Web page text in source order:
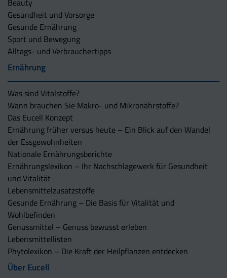
Gesundheit und Vorsorge
Gesunde Ernährung
Sport und Bewegung
Alltags- und Verbrauchertipps
Ernährung
Was sind Vitalstoffe?
Wann brauchen Sie Makro- und Mikronährstoffe?
Das Eucell Konzept
Ernährung früher versus heute – Ein Blick auf den Wandel
der Essgewohnheiten
Nationale Ernährungsberichte
Ernährungslexikon – Ihr Nachschlagewerk für Gesundheit
und Vitalität
Lebensmittelzusatzstoffe
Gesunde Ernährung – Die Basis für Vitalität und
Wohlbefinden
Genussmittel – Genuss bewusst erleben
Lebensmittellisten
Phytolexikon – Die Kraft der Heilpflanzen entdecken
Über Eucell